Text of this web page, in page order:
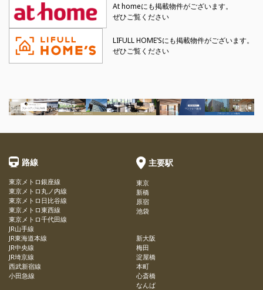
At homeにも掲載物件がございます。
ぜひご覧ください
LIFULL HOME’Sにも掲載物件がございます。
ぜひご覧ください
路線
東京メトロ銀座線
東京メトロ丸ノ内線
東京メトロ日比谷線
東京メトロ東西線
東京メトロ千代田線
JR山手線
JR東海道本線
JR中央線
JR埼京線
西武新宿線
小田急線
主要駅
東京
新橋
原宿
池袋
新大阪
梅田
淀屋橋
本町
心斎橋
なんば